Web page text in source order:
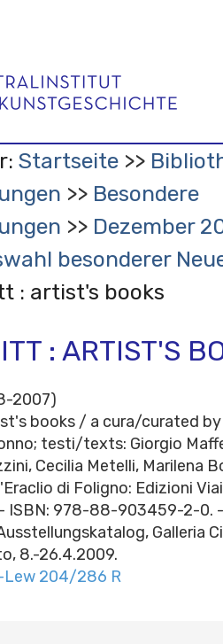
Startseite
Besondere
Dezember
besonderer
: artist's books
: ARTIST'S
2007)
books / a cura/curated by
testi/texts: Giorgio
Cecilia Metelli, Marilena
di Foligno: Edizioni
ISBN: 978-88-903459-2-0.
Galleria
8.-26.4.2009.
Lew 204/286 R